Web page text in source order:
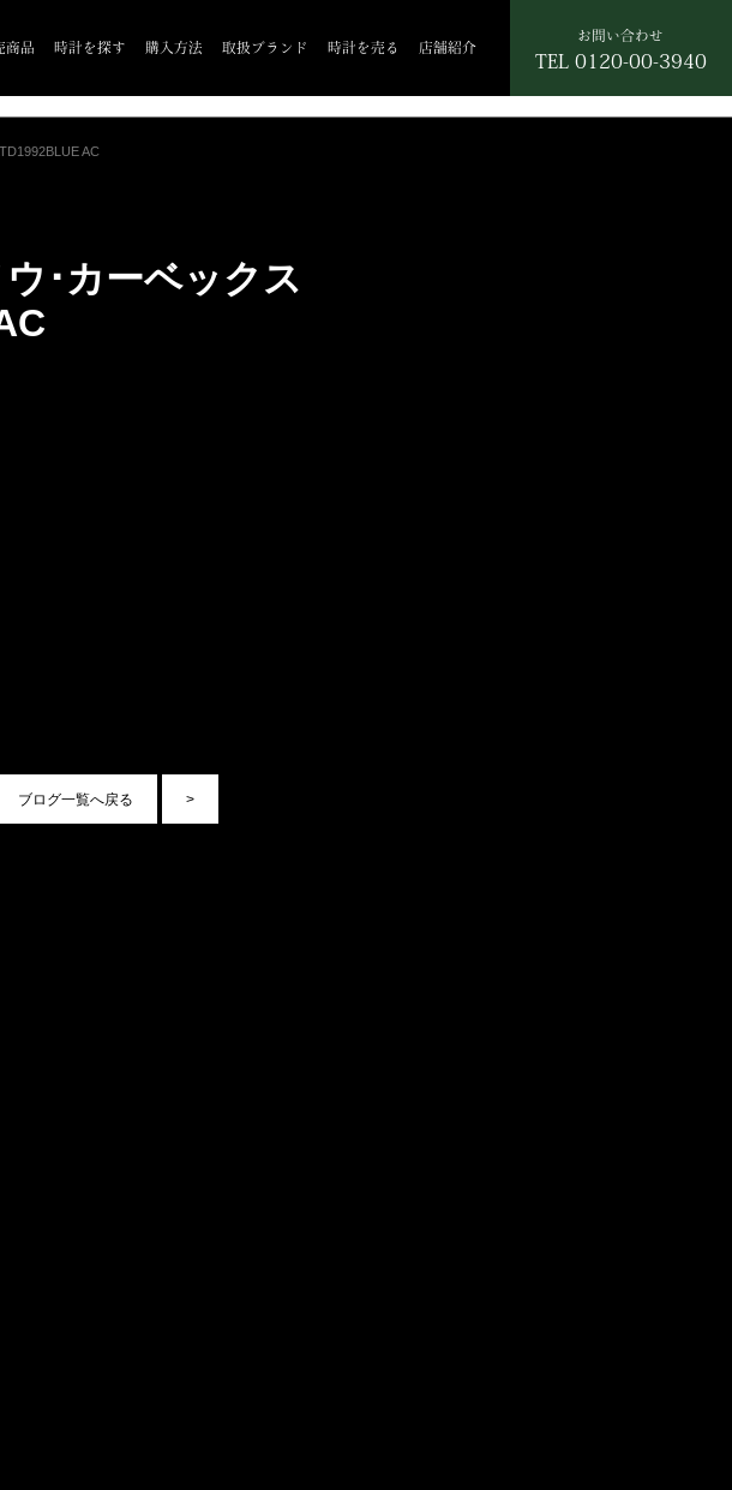
商品 時計を探す 購入方法 取扱ブランド 時計を売る 店舗紹介
お問い合わせ
TEL 0120-00-3940
AC
･カーベックス
>
ブログ一覧へ戻る